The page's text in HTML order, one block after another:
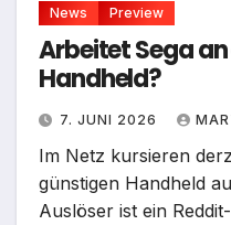
News Preview
Arbeitet Sega
Handheld?
7. JUNI 2026
Im Netz kursieren
günstigen Handheld
Auslöser ist ein